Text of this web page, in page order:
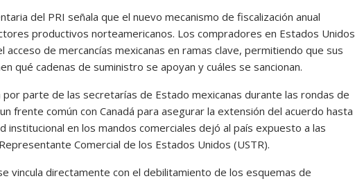
del PRI señala que el nuevo mecanismo de fiscalización anual
productivos norteamericanos. Los compradores en Estados Unidos
de mercancías mexicanas en ramas clave, permitiendo que sus
qué cadenas de suministro se apoyan y cuáles se sancionan.
parte de las secretarías de Estado mexicanas durante las rondas de
frente común con Canadá para asegurar la extensión del acuerdo hasta
institucional en los mandos comerciales dejó al país expuesto a las
Comercial de los Estados Unidos (USTR).
vincula directamente con el debilitamiento de los esquemas de